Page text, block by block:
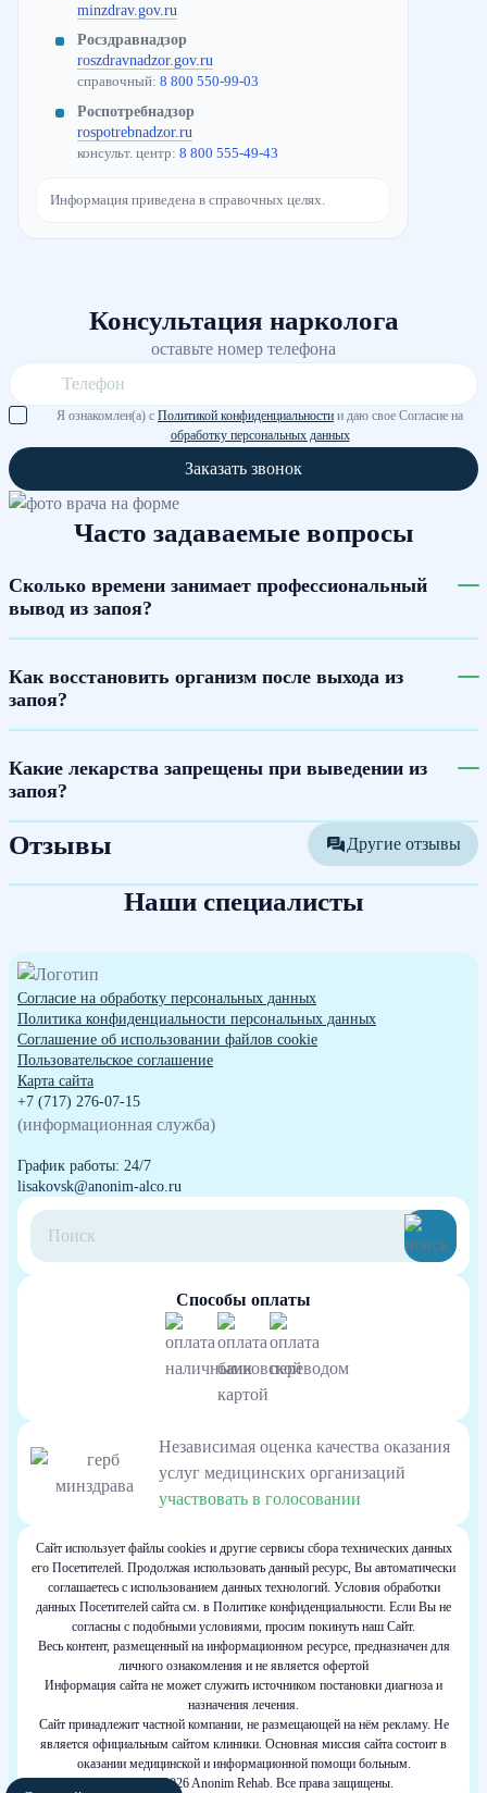
minzdrav.gov.ru
Росздравнадзор
roszdravnadzor.gov.ru
справочный: 8 800 550-99-03
Роспотребнадзор
rospotrebnadzor.ru
консульт. центр: 8 800 555-49-43
Информация приведена в справочных целях.
Консультация нарколога
оставьте номер телефона
Я ознакомлен(а) с Политикой конфиденциальности и даю свое Согласие на
обработку персональных данных
Заказать звонок
Часто задаваемые вопросы
Сколько времени занимает профессиональный
вывод из запоя?
Как восстановить организм после выхода из
запоя?
Какие лекарства запрещены при выведении из
запоя?
Отзывы Другие отзывы
Наши специалисты
Согласие на обработку персональных данных
Политика конфиденциальности персональных данных
Cоглашение об использовании файлов cookie
Пользовательское соглашение
Карта сайта
+7 (717) 276-07-15
(информационная служба)
График работы: 24/7
lisakovsk@anonim-alco.ru
Способы оплаты
Независимая оценка качества оказания
услуг медицинских организаций
участвовать в голосовании
Сайт использует файлы cookies и другие сервисы сбора технических данных
его Посетителей. Продолжая использовать данный ресурс, Вы автоматически
соглашаетесь с использованием данных технологий. Условия обработки
данных Посетителей сайта см. в Политике конфиденциальности. Если Вы не
согласны с подобными условиями, просим покинуть наш Сайт.
Весь контент, размещенный на информационном ресурсе, предназначен для
личного ознакомления и не является офертой
Информация сайта не может служить источником постановки диагноза и
назначения лечения.
Сайт принадлежит частной компании, не размещающей на нём рекламу. Не
является официальным сайтом клиники. Основная миссия сайта состоит в
оказании медицинской и информационной помощи больным.
Copyright © 2026 Anonim Rehab. Все права защищены.